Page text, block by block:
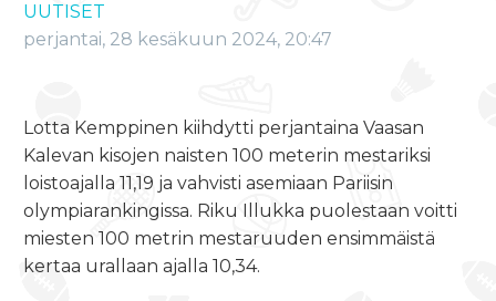
UUTISET
perjantai, 28 kesäkuun 2024, 20:47
Lotta Kemppinen kiihdytti perjantaina Vaasan
Kalevan kisojen naisten 100 meterin mestariksi
loistoajalla 11,19 ja vahvisti asemiaan Pariisin
olympiarankingissa. Riku Illukka puolestaan voitti
miesten 100 metrin mestaruuden ensimmäistä
kertaa urallaan ajalla 10,34.